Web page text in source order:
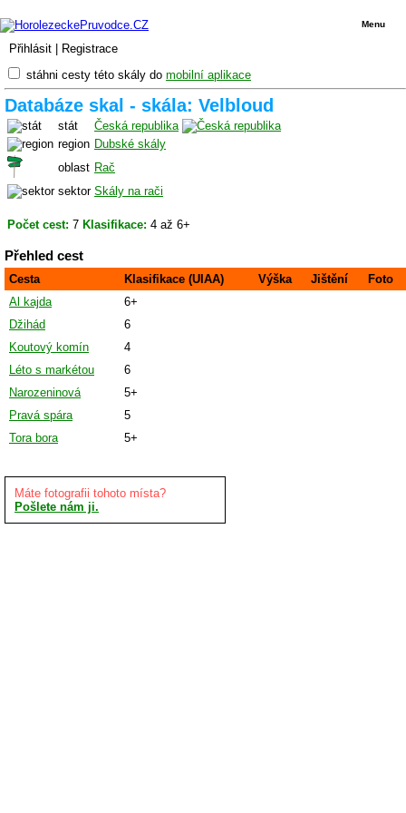
Přihlásit Registrace
Menu
stáhni cesty této skály do mobilní aplikace
Databáze skal - skála: Velbloud
stát
Česká republika
region Dubské skály
oblast Rač
sektor Skály na rači
Počet cest: 7 Klasifikace: 4 až 6+
Přehled cest
Cesta Klasifikace (UIAA) Výška Jištění
Foto
Al kajda
6+
Džihád
6
Koutový komín
4
Léto s markétou
6
Narozeninová
5+
Pravá spára
5
Tora bora
5+
Máte fotografii tohoto místa?
Pošlete nám ji.